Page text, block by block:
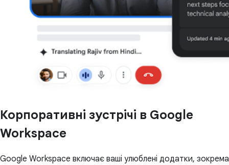
Корпоративні зустрічі в Google
Workspace
Google Workspace включає ваші улюблені додатки, зокрема